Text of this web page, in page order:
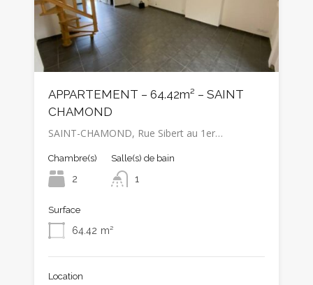
APPARTEMENT – 64.42m² – SAINT
CHAMOND
SAINT-CHAMOND, Rue Sibert au 1er…
Chambre(s)
2
Salle(s) de bain
1
Surface
64.42 m²
Location